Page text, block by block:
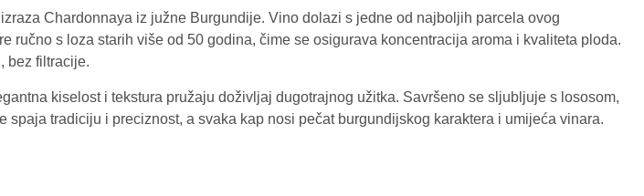
Chardonnaya iz južne Burgundije. Vino dolazi s jedne od najboljih parcela ovog
s loza starih više od 50 godina, čime se osigurava koncentracija aroma i kvaliteta ploda.
bez filtracije.
kiselost i tekstura pružaju doživljaj dugotrajnog užitka. Savršeno se sljubljuje s lososom,
spaja tradiciju i preciznost, a svaka kap nosi pečat burgundijskog karaktera i umijeća vinara.